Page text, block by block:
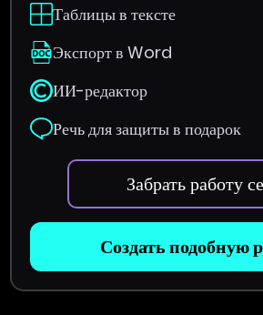
Таблицы в тексте
Экспорт в Word
ИИ-редактор
Речь для защиты в подарок
Забрать работу
Создать подобную